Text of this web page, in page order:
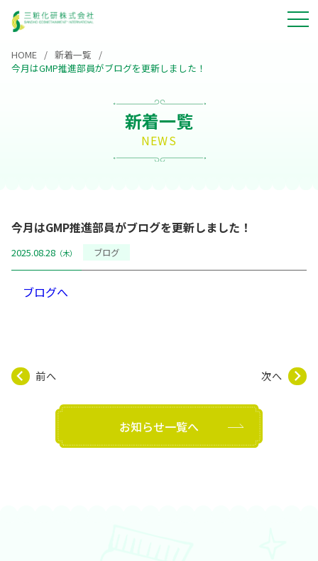
HOME
新着一覧
今月はGMP推進部員がブログを更新しました！
新着一覧
NEWS
今月はGMP推進部員がブログを更新しました！
2025.08.28 （木） ブログ
ブログへ
前へ 次へ
お知らせ一覧へ